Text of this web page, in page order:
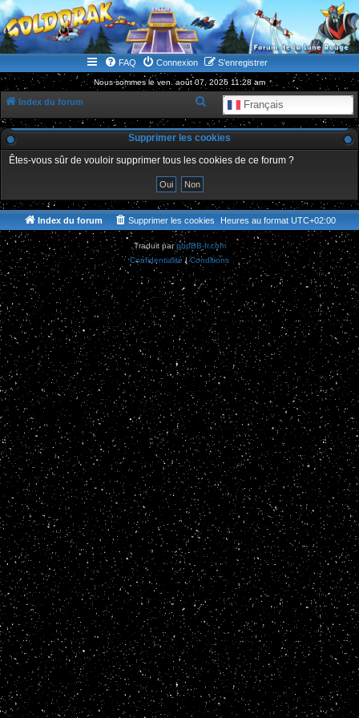
WWW.GOLDORAKGO.COM
le site de la Lune Rouge
FAQ Connexion S’enregistrer
Nous sommes le ven. août 07, 2026 11:28 am
Index du forum Français
e
c
h
h
e
r
Supprimer les cookies
Êtes-vous sûr de vouloir supprimer tous les cookies de ce forum ?
Index du forum Heures au format UTC+02:00
Supprimer les cookies
Traduit parphpBB-fr.com
Confidentialité|Conditions